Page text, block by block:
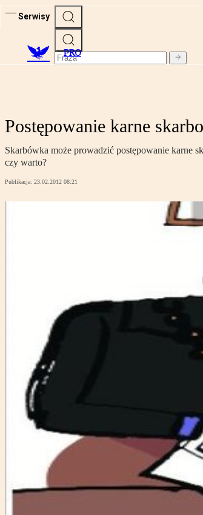
Serwisy
PRO
Postępowanie karne
Skarbówka może prowadzić postępowanie karne
czy warto?
Publikacja: 23.02.2012 08:21